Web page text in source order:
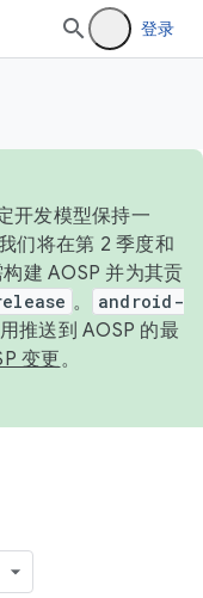
登录
开发模型保持一
们将在第 2 季度和
建 AOSP 并为其贡
。
android-
推送到 AOSP 的最
变更。